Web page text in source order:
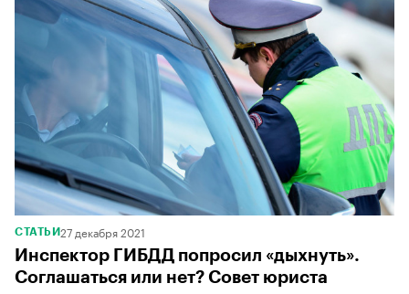
СТАТЬИ27 декабря 2021
Инспектор ГИБДД попросил «дыхнуть».
Соглашаться или нет? Совет юриста